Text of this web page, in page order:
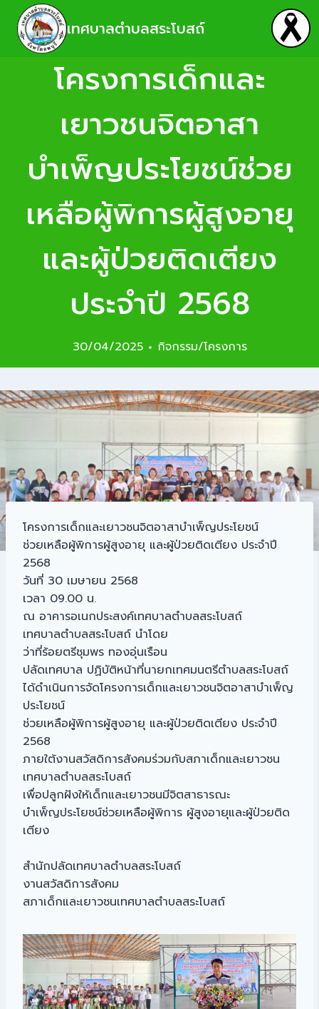
เทศบาลตำบลสระโบสถ์
โครงการเด็กและ
เยาวชนจิตอาสา
บำเพ็ญประโยชน์ช่วย
เหลือผู้พิการผู้สูงอายุ
และผู้ป่วยติดเตียง
ประจำปี 2568
30/04/2025 กิจกรรม/โครงการ
โครงการเด็กและเยาวชนจิตอาสาบำเพ็ญประโยชน์
ช่วยเหลือผู้พิการผู้สูงอายุ และผู้ป่วยติดเตียง ประจำปี
2568
วันที่ 30 เมษายน 2568
เวลา 09.00 น.
ณ อาคารอเนกประสงค์เทศบาลตำบลสระโบสถ์
เทศบาลตำบลสระโบสถ์ นำโดย
ว่าที่ร้อยตรีชุมพร ทองอุ่นเรือน
ปลัดเทศบาล ปฏิบัติหน้าที่นายกเทศมนตรีตำบลสระโบสถ์
ได้ดำเนินการจัดโครงการเด็กและเยาวชนจิตอาสาบำเพ็ญ
ประโยชน์
ช่วยเหลือผู้พิการผู้สูงอายุ และผู้ป่วยติดเตียง ประจำปี
2568
ภายใต้งานสวัสดิการสังคมร่วมกับสภาเด็กและเยาวชน
เทศบาลตำบลสระโบสถ์
เพื่อปลูกฝังให้เด็กและเยาวชนมีจิตสาธารณะ
บำเพ็ญประโยชน์ช่วยเหลือผู้พิการ ผู้สูงอายุและผู้ป่วยติด
เตียง
สำนักปลัดเทศบาลตำบลสระโบสถ์
งานสวัสดิการสังคม
สภาเด็กและเยาวชนเทศบาลตำบลสระโบสถ์